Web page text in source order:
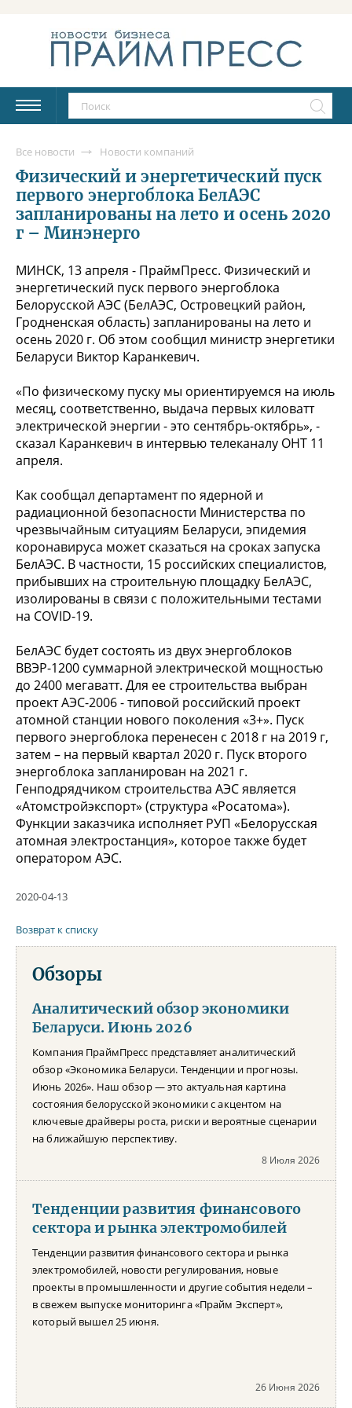
Все новости Новости компаний
Физический и энергетический пуск
первого энергоблока БелАЭС
запланированы на лето и осень 2020
г – Минэнерго
МИНСК, 13 апреля - ПраймПресс. Физический и
энергетический пуск первого энергоблока
Белорусской АЭС (БелАЭС, Островецкий район,
Гродненская область) запланированы на лето и
осень 2020 г. Об этом сообщил министр энергетики
Беларуси Виктор Каранкевич.
«По физическому пуску мы ориентируемся на июль
месяц, соответственно, выдача первых киловатт
электрической энергии - это сентябрь-октябрь», -
сказал Каранкевич в интервью телеканалу ОНТ 11
апреля.
Как сообщал департамент по ядерной и
радиационной безопасности Министерства по
чрезвычайным ситуациям Беларуси, эпидемия
коронавируса может сказаться на сроках запуска
БелАЭС. В частности, 15 российских специалистов,
прибывших на строительную площадку БелАЭС,
изолированы в связи с положительными тестами
на COVID-19.
БелАЭС будет состоять из двух энергоблоков
ВВЭР-1200 суммарной электрической мощностью
до 2400 мегаватт. Для ее строительства выбран
проект АЭС-2006 - типовой российский проект
атомной станции нового поколения «3+». Пуск
первого энергоблока перенесен с 2018 г на 2019 г,
затем – на первый квартал 2020 г. Пуск второго
энергоблока запланирован на 2021 г.
Генподрядчиком строительства АЭС является
«Атомстройэкспорт» (структура «Росатома»).
Функции заказчика исполняет РУП «Белорусская
атомная электростанция», которое также будет
оператором АЭС.
2020-04-13
Возврат к списку
Обзоры
Аналитический обзор экономики
Беларуси. Июнь 2026
Компания ПраймПресс представляет аналитический
обзор «Экономика Беларуси. Тенденции и прогнозы.
Июнь 2026». Наш обзор — это актуальная картина
состояния белорусской экономики с акцентом на
ключевые драйверы роста, риски и вероятные сценарии
на ближайшую перспективу.
8 Июля 2026
Тенденции развития финансового
сектора и рынка электромобилей
Тенденции развития финансового сектора и рынка
электромобилей, новости регулирования, новые
проекты в промышленности и другие события недели –
в свежем выпуске мониторинга «Прайм Эксперт»,
который вышел 25 июня.
26 Июня 2026